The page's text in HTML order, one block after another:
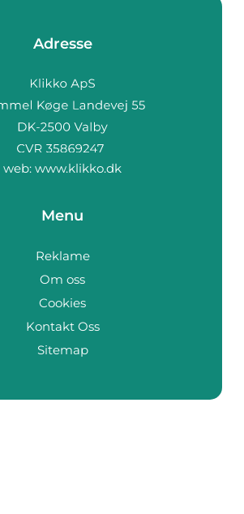
Adresse
web: www.klikko.dk
Menu
Reklame
Om oss
Cookies
Kontakt Oss
Sitemap